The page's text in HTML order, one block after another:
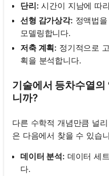
단리: 시간이 지남에 따
선형 감가상각: 정액법
모델링합니다.
저축 계획: 정기적으로
획을 분석합니다.
기술에서 등차수열의
니까?
다른 수학적 개념만큼 널
은 다음에서 찾을 수 있습
데이터 분석: 데이터 세
다.